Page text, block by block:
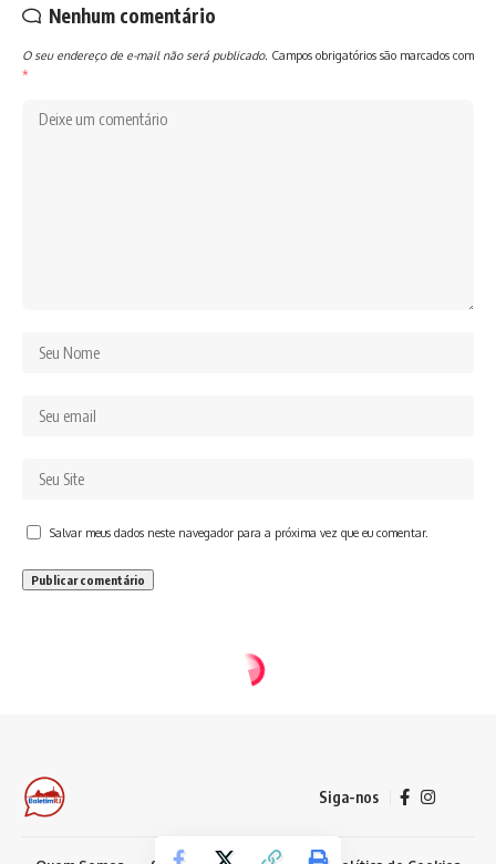
Nenhum comentário
O seu endereço de e-mail não será publicado. Campos obrigatórios são marcados com
*
Salvar meus dados neste navegador para a próxima vez que eu comentar.
Siga-nos